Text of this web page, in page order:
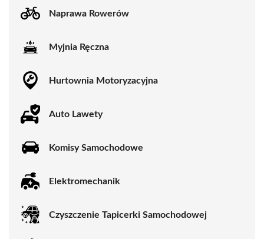
Naprawa Rowerów
Myjnia Ręczna
Hurtownia Motoryzacyjna
Auto Lawety
Komisy Samochodowe
Elektromechanik
Czyszczenie Tapicerki Samochodowej